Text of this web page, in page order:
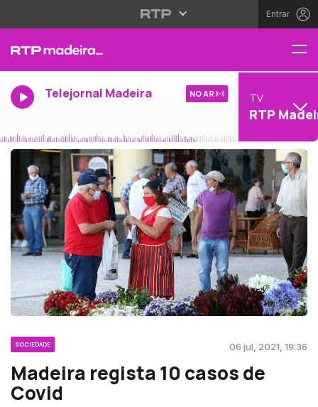
Entrar
Telejornal Madeira NO AR TV
RTP
SOCIEDADE 06 jul, 2021, 19:36
Madeira regista 10 casos de
Covid